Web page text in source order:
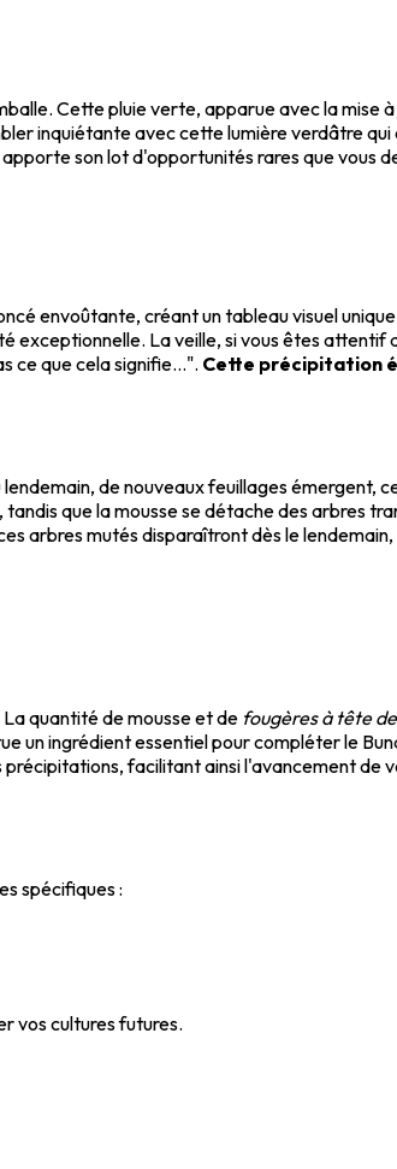
Cette pluie verte, apparue avec la mise à
inquiétante avec cette lumière verdâtre
son lot d'opportunités rares que vous
envoûtante, créant un tableau visuel
exceptionnelle. La veille, si vous êtes attentif
ce que cela signifie...". Cette précipitation
lendemain, de nouveaux feuillages émergent,
que la mousse se détache des arbres
arbres mutés disparaîtront dès le
quantité de mousse et de fougères à tête
un ingrédient essentiel pour compléter le
facilitant ainsi l'avancement de
spécifiques :
vos cultures futures.